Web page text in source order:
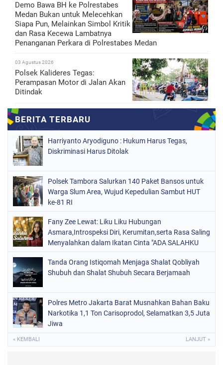
Demo Bawa BH ke Polrestabes
Medan Bukan untuk Melecehkan
Siapa Pun, Melainkan Simbol Kritik
dan Rasa Kecewa Lambatnya
Penanganan Perkara di Polrestabes Medan
03 Agustus 2026
Polsek Kalideres Tegas:
Perampasan Motor di Jalan Akan
Ditindak
Harriyanto Aryodiguno : Hukum Harus Tegas,
Diskriminasi Harus Ditolak
Polsek Tambora Salurkan 140 Paket Bansos untuk
Warga Slum Area, Wujud Kepedulian Sambut HUT
ke-81 RI
Fany Zee Lewat: Liku Liku Hubungan
Asmara,Introspeksi Diri, Kerumitan,serta Rasa Saling
Menyalahkan dalam Ikatan Cinta "ADA SALAHKU
Tanda Orang Istiqomah Menjaga Shalat Qobliyah
Shubuh dan Shalat Shubuh Secara Berjamaah
Polres Metro Jakarta Barat Musnahkan Bahan Baku
Narkotika 1,1 Ton Carisoprodol, Selamatkan 3,5 Juta
Jiwa
« KEMBALI LANJUT »